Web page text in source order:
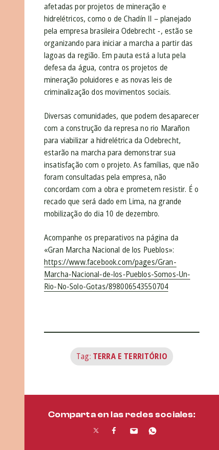
afetadas por projetos de mineração e
hidrelétricos, como o de Chadín II – planejado
pela empresa brasileira Odebrecht -, estão se
organizando para iniciar a marcha a partir das
lagoas da região. Em pauta está a luta pela
defesa da água, contra os projetos de
mineração poluidores e as novas leis de
criminalização dos movimentos sociais.
Diversas comunidades, que podem desaparecer
com a construção da represa no rio Marañon
para viabilizar a hidrelétrica da Odebrecht,
estarão na marcha para demonstrar sua
insatisfação com o projeto. As famílias, que não
foram consultadas pela empresa, não
concordam com a obra e prometem resistir. É o
recado que será dado em Lima, na grande
mobilização do dia 10 de dezembro.
Acompanhe os preparativos na página da
«Gran Marcha Nacional de los Pueblos»:
https://www.facebook.com/pages/Gran-
Marcha-Nacional-de-los-Pueblos-Somos-Un-
Rio-No-Solo-Gotas/898006543550704
Tag: TERRA E TERRITÓRIO
Comparta en las redes sociales: